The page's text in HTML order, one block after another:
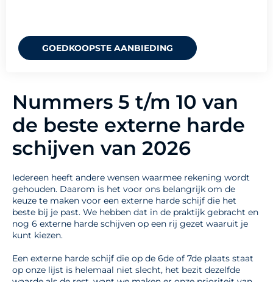
GOEDKOOPSTE AANBIEDING
Nummers 5 t/m 10 van
de beste externe harde
schijven van 2026
Iedereen heeft andere wensen waarmee rekening wordt
gehouden. Daarom is het voor ons belangrijk om de
keuze te maken voor een externe harde schijf die het
beste bij je past. We hebben dat in de praktijk gebracht en
nog 6 externe harde schijven op een rij gezet waaruit je
kunt kiezen.
Een externe harde schijf die op de 6de of 7de plaats staat
op onze lijst is helemaal niet slecht, het bezit dezelfde